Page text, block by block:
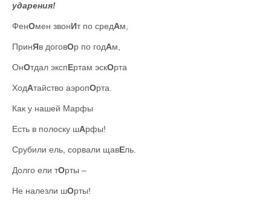
ударения!
ФенОмен звонИт по средАм,
ПринЯв договОр по годАм,
ОнОтдал экспЕртам эскОрта
ХодАтайство аэропОрта.
Как у нашей Марфы
Есть в полоску шАрфы!
Срубили ель, сорвали щавЕль.
Долго ели тОрты –
Не налезли шОрты!